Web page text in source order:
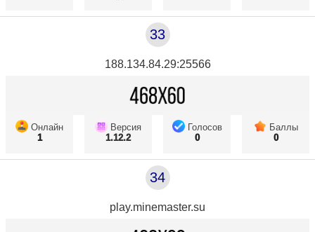
33
188.134.84.29:25566
Онлайн
1
Версия
1.12.2
Голосов
0
Баллы
0
34
play.minemaster.su